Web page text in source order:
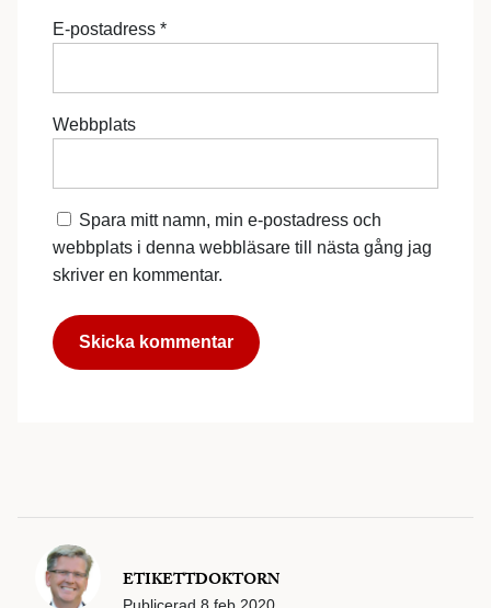
E-postadress *
Webbplats
Spara mitt namn, min e-postadress och
webbplats i denna webbläsare till nästa gång jag
skriver en kommentar.
ETIKETTDOKTORN